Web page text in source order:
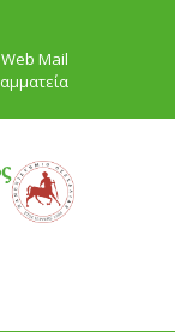
Mail